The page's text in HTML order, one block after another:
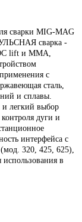
сварки MIG-MAG
сварка -
lift и MMA,
с
сталь,
и сплавы.
легкий выбор
дуги и
интерфейса с
320, 425, 625),
в